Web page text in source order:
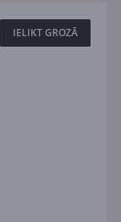
IELIKT GROZĀ